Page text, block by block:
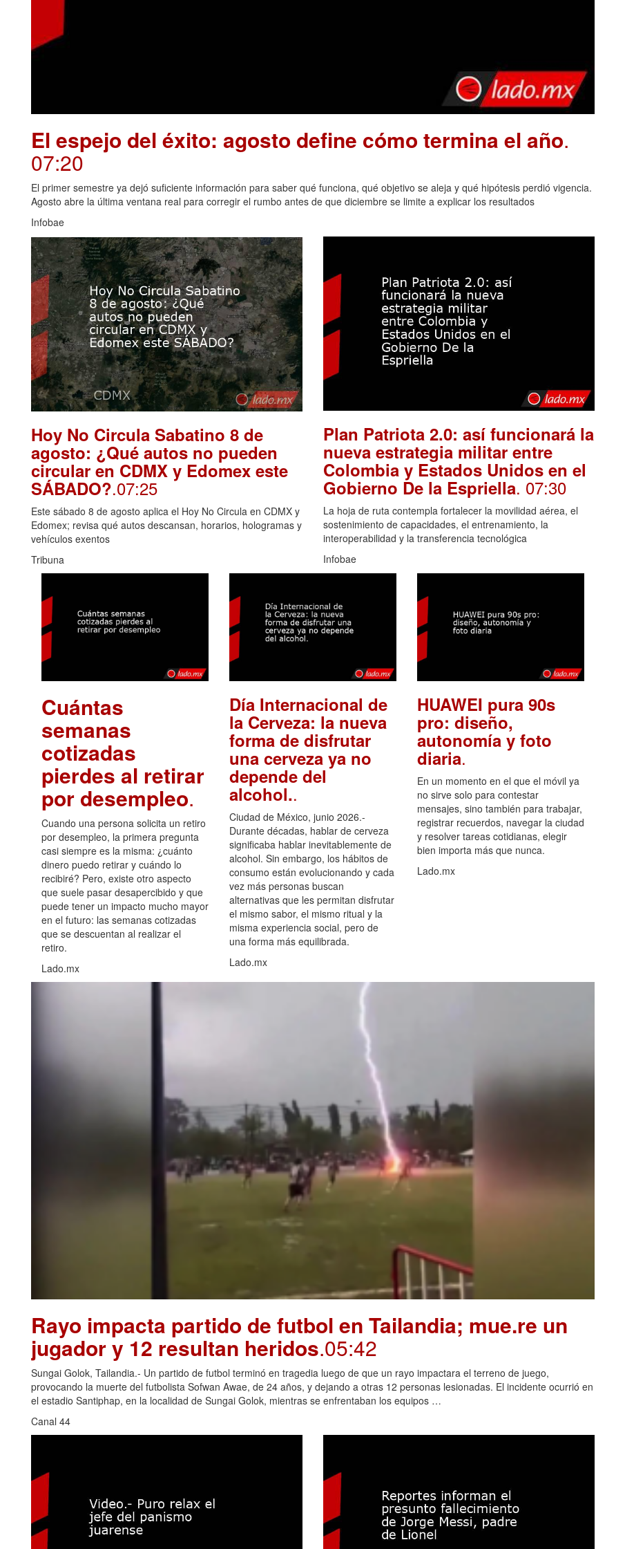
El espejo del éxito: agosto define cómo termina el año.
07:20
El primer semestre ya dejó suficiente información para saber qué funciona, qué objetivo se aleja y qué hipótesis perdió vigencia.
Agosto abre la última ventana real para corregir el rumbo antes de que diciembre se limite a explicar los resultados
Infobae
Hoy No Circula Sabatino 8 de
agosto: ¿Qué autos no pueden
circular en CDMX y Edomex este
SÁBADO?.07:25
Este sábado 8 de agosto aplica el Hoy No Circula en CDMX y
Edomex; revisa qué autos descansan, horarios, hologramas y
vehículos exentos
Tribuna
Plan Patriota 2.0: así funcionará la
nueva estrategia militar entre
Colombia y Estados Unidos en el
Gobierno De la Espriella. 07:30
La hoja de ruta contempla fortalecer la movilidad aérea, el
sostenimiento de capacidades, el entrenamiento, la
interoperabilidad y la transferencia tecnológica
Infobae
Cuántas
semanas
cotizadas
pierdes al retirar
por desempleo.
Cuando una persona solicita un retiro
por desempleo, la primera pregunta
casi siempre es la misma: ¿cuánto
dinero puedo retirar y cuándo lo
recibiré? Pero, existe otro aspecto
que suele pasar desapercibido y que
puede tener un impacto mucho mayor
en el futuro: las semanas cotizadas
que se descuentan al realizar el
retiro.
Lado.mx
Día Internacional de
la Cerveza: la nueva
forma de disfrutar
una cerveza ya no
depende del
alcohol..
Ciudad de México, junio 2026.-
Durante décadas, hablar de cerveza
significaba hablar inevitablemente de
alcohol. Sin embargo, los hábitos de
consumo están evolucionando y cada
vez más personas buscan
alternativas que les permitan disfrutar
el mismo sabor, el mismo ritual y la
misma experiencia social, pero de
una forma más equilibrada.
Lado.mx
HUAWEI pura 90s
pro: diseño,
autonomía y foto
diaria.
En un momento en el que el móvil ya
no sirve solo para contestar
mensajes, sino también para trabajar,
registrar recuerdos, navegar la ciudad
y resolver tareas cotidianas, elegir
bien importa más que nunca.
Lado.mx
Rayo impacta partido de futbol en Tailandia; mue.re un
jugador y 12 resultan heridos.05:42
Sungai Golok, Tailandia.- Un partido de futbol terminó en tragedia luego de que un rayo impactara el terreno de juego,
provocando la muerte del futbolista Sofwan Awae, de 24 años, y dejando a otras 12 personas lesionadas. El incidente ocurrió en
el estadio Santiphap, en la localidad de Sungai Golok, mientras se enfrentaban los equipos …
Canal 44